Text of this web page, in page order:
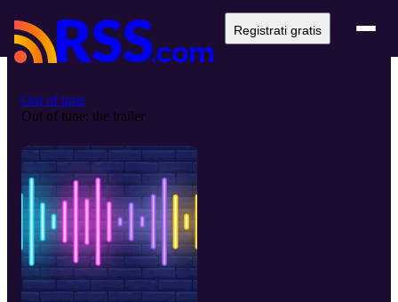
Registrati gratis
Out of tune
Out of tune: the trailer